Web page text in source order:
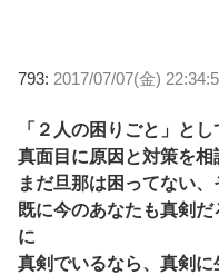
793: 2017/07/07(金)
「２人の困りごと」とし
真面目に原因と対策を相
まだ旦那は困ってない
既に今のあなたも真剣
に
真剣でいるなら、真剣